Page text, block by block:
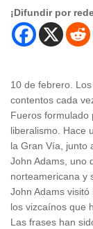
¡Difundir por
10 de febrero.
contentos cada
Fueros formulado
liberalismo. Hace
la Gran Vía, junto
John Adams, uno
norteamericana y
John Adams
los vizcaínos que
Las frases han